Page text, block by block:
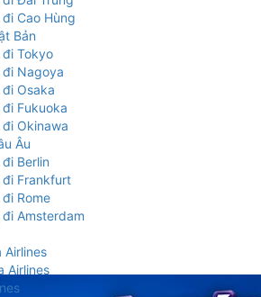
Cao Hùng
Bản
Tokyo
Nagoya
Osaka
Fukuoka
Okinawa
Âu
Berlin
Frankfurt
Rome
Amsterdam
Airlines
Airlines